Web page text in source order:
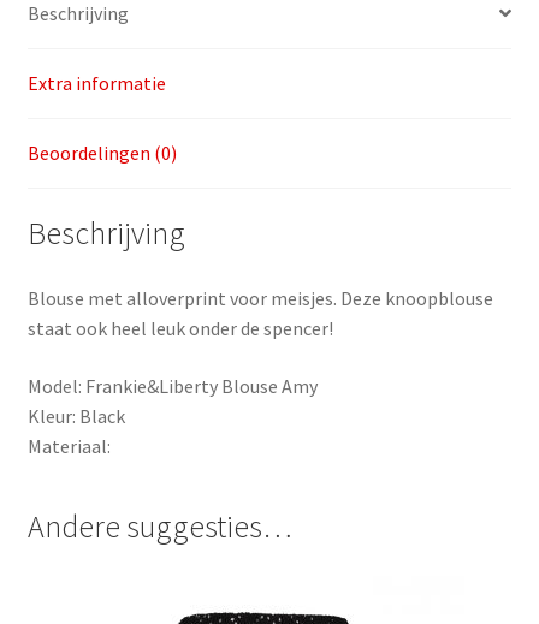
Beschrijving
Extra informatie
Beoordelingen (0)
Beschrijving
Blouse met alloverprint voor meisjes. Deze knoopblouse
staat ook heel leuk onder de spencer!
Model: Frankie&Liberty Blouse Amy
Kleur: Black
Materiaal:
Andere suggesties…